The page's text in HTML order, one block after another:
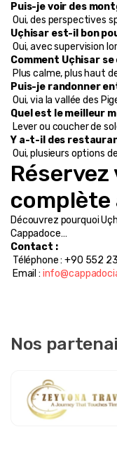
Puis-je voir des
Oui, des perspectives
Uçhisar est-il bon
Oui, avec supervision
Comment Uçhisar
Plus calme, plus haut
Puis-je randonner
Oui, via la vallée des
Quel est le meilleur
Lever ou coucher de
Y a-t-il des
Oui, plusieurs options
complète
Découvrez pourquoi
Cappadoce…
Contact :
Téléphone : +90 552
Email :
Nos